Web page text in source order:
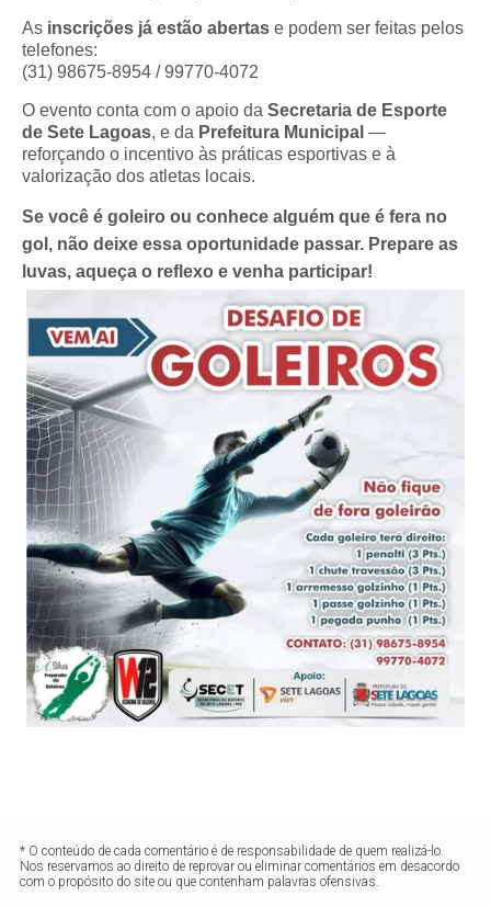
As inscrições já estão abertas e podem ser feitas pelos
telefones:
(31) 98675-8954 / 99770-4072
O evento conta com o apoio daSecretaria de Esporte
de Sete Lagoas, e da Prefeitura Municipal —
reforçando o incentivo às práticas esportivas e à
valorização dos atletas locais.
Se você é goleiro ou conhece alguém que é fera no
gol, não deixe essa oportunidade passar. Prepare as
luvas, aqueça o reflexo e venha participar!
* O conteúdo de cada comentário é de responsabilidade de quem realizá-lo.
Nos reservamos ao direito de reprovar ou eliminar comentários em desacordo
com o propósito do site ou que contenham palavras ofensivas.